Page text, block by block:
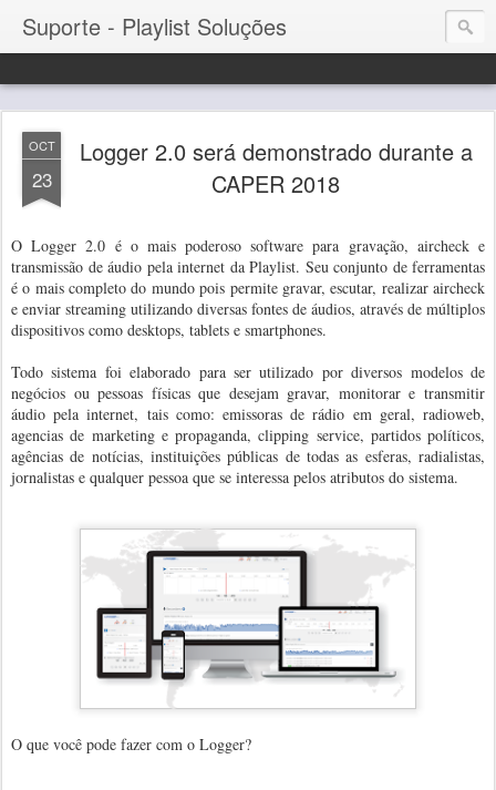
Suporte - Playlist Soluções
OCT
23
Logger 2.0 será demonstrado durante a
CAPER 2018
O Logger 2.0 é o mais poderoso software para gravação, aircheck e
transmissão de áudio pela internet da Playlist. Seu conjunto de ferramentas
é o mais completo do mundo pois permite gravar, escutar, realizar aircheck
e enviar streaming utilizando diversas fontes de áudios, através de múltiplos
dispositivos como desktops, tablets e smartphones.
Todo sistema foi elaborado para ser utilizado por diversos modelos de
negócios ou pessoas físicas que desejam gravar, monitorar e transmitir
áudio pela internet, tais como: emissoras de rádio em geral, radioweb,
agencias de marketing e propaganda, clipping service, partidos políticos,
agências de notícias, instituições públicas de todas as esferas, radialistas,
jornalistas e qualquer pessoa que se interessa pelos atributos do sistema.
O que você pode fazer com o Logger?